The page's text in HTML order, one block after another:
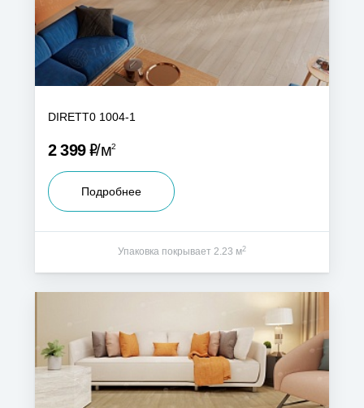
DIRETT0 1004-1
2 399Р м2
Подробнее
Упаковка покрывает 2.23 м2